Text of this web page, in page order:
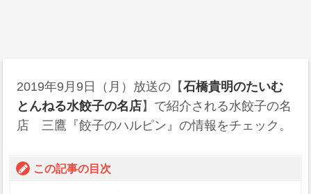
2019年9月9日（月）放送の【石橋貴明のたいむ
とんねる水餃子の名店】で紹介される水餃子の名
店 三鷹『餃子のハルピン』の情報をチェック。
この記事の目次